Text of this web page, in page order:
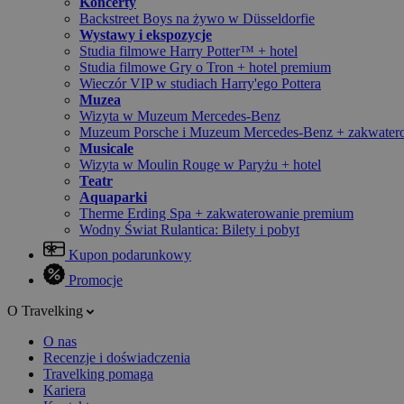
Backstreet Boys na żywo w Düsseldorfie
Wystawy i ekspozycje
Studia filmowe Harry Potter™ + hotel
Studia filmowe Gry o Tron + hotel premium
Wieczór VIP w studiach Harry'ego Pottera
Muzea
Wizyta w Muzeum Mercedes-Benz
Muzeum Porsche i Muzeum Mercedes-Benz +
Musicale
Wizyta w Moulin Rouge w Paryżu + hotel
Teatr
Aquaparki
Therme Erding Spa + zakwaterowanie premium
Wodny Świat Rulantica: Bilety i pobyt
Kupon podarunkowy
Promocje
O Travelking
O nas
Recenzje i doświadczenia
Travelking pomaga
Kariera